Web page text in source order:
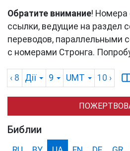
Обратите внимание! Номера
ссылки, ведущие на раздел
переводов, параллельными
с номерами Стронга.
‹ 8 Дії 9 UMT 10 ›
Библии